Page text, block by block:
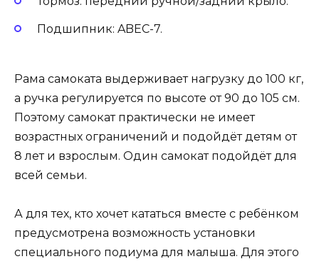
Подшипник: ABEC-7.
Рама самоката выдерживает нагрузку до 100 кг,
а ручка регулируется по высоте от 90 до 105 см.
Поэтому самокат практически не имеет
возрастных ограничений и подойдёт детям от
8 лет и взрослым. Один самокат подойдёт для
всей семьи.
А для тех, кто хочет кататься вместе с ребёнком
предусмотрена возможность установки
специального подиума для малыша. Для этого